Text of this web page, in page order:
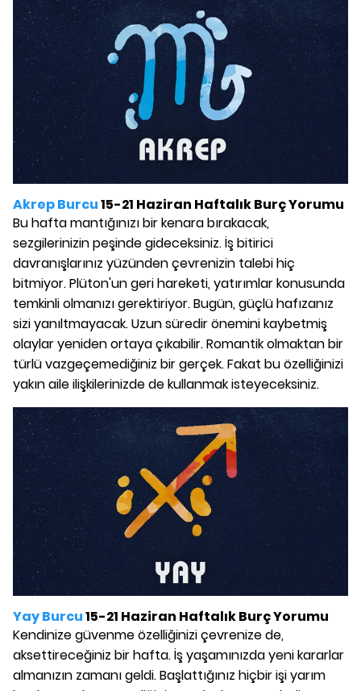
Akrep Burcu15-21 Haziran Haftalık Burç Yorumu
Bu hafta mantığınızı bir kenara bırakacak,
sezgilerinizin peşinde gideceksiniz. İş bitirici
davranışlarınız yüzünden çevrenizin talebi hiç
bitmiyor. Plüton'un geri hareketi, yatırımlar konusunda
temkinli olmanızı gerektiriyor. Bugün, güçlü hafızanız
sizi yanıltmayacak. Uzun süredir önemini kaybetmiş
olaylar yeniden ortaya çıkabilir. Romantik olmaktan bir
türlü vazgeçemediğiniz bir gerçek. Fakat bu özelliğinizi
yakın aile ilişkilerinizde de kullanmak isteyeceksiniz.
Yay Burcu15-21 Haziran Haftalık Burç Yorumu
Kendinize güvenme özelliğinizi çevrenize de,
aksettireceğiniz bir hafta. İş yaşamınızda yeni kararlar
almanızın zamanı geldi. Başlattığınız hiçbir işi yarım